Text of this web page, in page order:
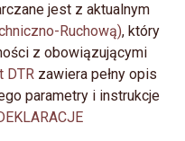
jest z aktualnym
Ruchową), który
z obowiązującymi
DTR zawiera pełny opis
parametry i instrukcje